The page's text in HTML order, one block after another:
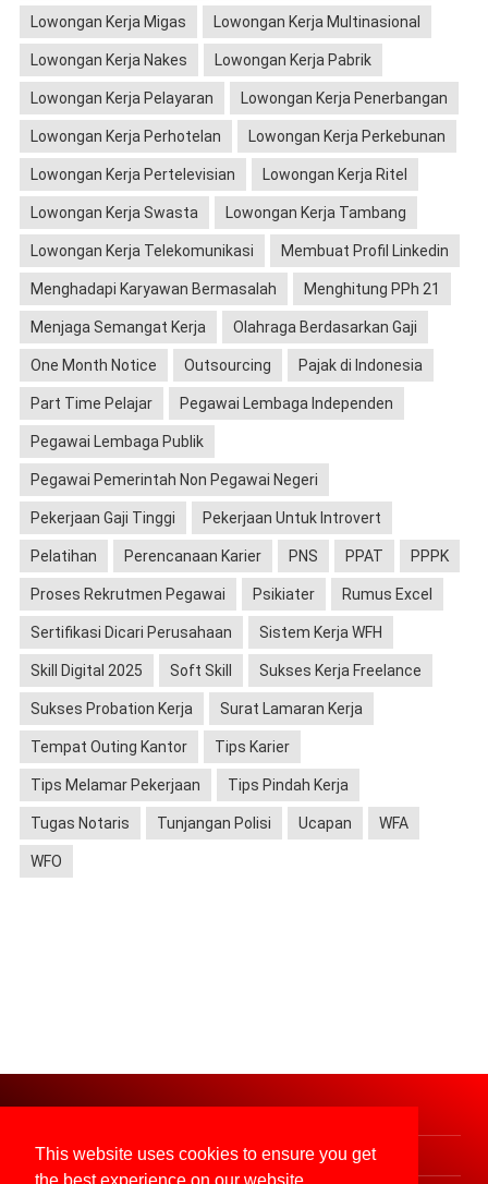
This website uses cookies to ensure you get
Lowongan Kerja Migas Lowongan Kerja Multinasional
Lowongan Kerja Nakes Lowongan Kerja Pabrik
Lowongan Kerja Pelayaran Lowongan Kerja Penerbangan
Lowongan Kerja Perhotelan Lowongan Kerja Perkebunan
Lowongan Kerja Pertelevisian Lowongan Kerja Ritel
Lowongan Kerja Swasta Lowongan Kerja Tambang
Lowongan Kerja Telekomunikasi Membuat Profil Linkedin
Menghadapi Karyawan Bermasalah Menghitung PPh 21
Menjaga Semangat Kerja Olahraga Berdasarkan Gaji
One Month Notice Outsourcing Pajak di Indonesia
Part Time Pelajar Pegawai Lembaga Independen
Pegawai Lembaga Publik
Pegawai Pemerintah Non Pegawai Negeri
Pekerjaan Gaji Tinggi Pekerjaan Untuk Introvert
Pelatihan Perencanaan Karier PNS PPAT PPPK
Proses Rekrutmen Pegawai Psikiater Rumus Excel
Sertifikasi Dicari Perusahaan Sistem Kerja WFH
Skill Digital 2025 Soft Skill Sukses Kerja Freelance
Sukses Probation Kerja Surat Lamaran Kerja
Tempat Outing Kantor Tips Karier
Tips Melamar Pekerjaan Tips Pindah Kerja
Tugas Notaris Tunjangan Polisi Ucapan WFA
WFO
Sitemap Disclaimer